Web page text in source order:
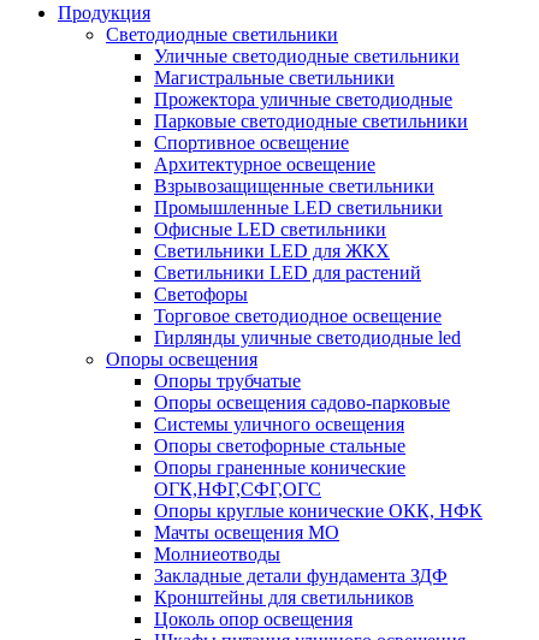
Продукция
Светодиодные светильники
Уличные светодиодные светильники
Магистральные светильники
Прожектора уличные светодиодные
Парковые светодиодные светильники
Спортивное освещение
Архитектурное освещение
Взрывозащищенные светильники
Промышленные LED светильники
Офисные LED светильники
Cветильники LED для ЖКХ
Светильники LED для растений
Светофоры
Торговое светодиодное освещение
Гирлянды уличные светодиодные led
Опоры освещения
Опоры трубчатые
Опоры освещения садово-парковые
Системы уличного освещения
Опоры светофорные стальные
Опоры граненные конические
ОГК,НФГ,СФГ,ОГС
Опоры круглые конические ОКК, НФК
Мачты освещения МО
Молниеотводы
Закладные детали фундамента ЗДФ
Кронштейны для светильников
Цоколь опор освещения